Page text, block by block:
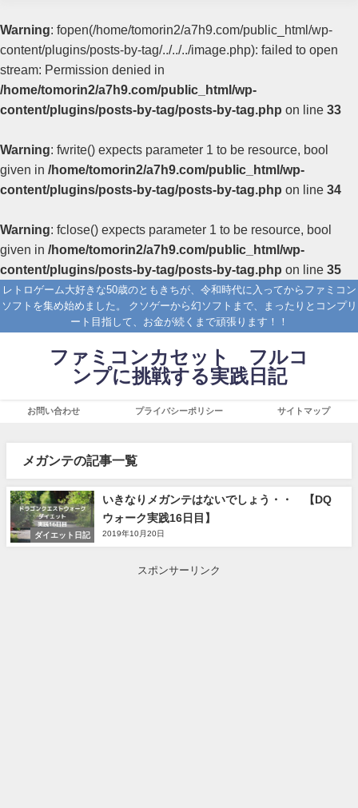
Warning: fopen(/home/tomorin2/a7h9.com/public_html/wp-
content/plugins/posts-by-tag/../../../image.php): failed to open
stream: Permission denied in
/home/tomorin2/a7h9.com/public_html/wp-
content/plugins/posts-by-tag/posts-by-tag.php on line 33
Warning: fwrite() expects parameter 1 to be resource, bool
given in /home/tomorin2/a7h9.com/public_html/wp-
content/plugins/posts-by-tag/posts-by-tag.php on line 34
Warning: fclose() expects parameter 1 to be resource, bool
given in /home/tomorin2/a7h9.com/public_html/wp-
content/plugins/posts-by-tag/posts-by-tag.php on line 35
レトロゲーム大好きな50歳のともきちが、令和時代に入ってからファミコン
ソフトを集め始めました。 クソゲーから幻ソフトまで、まったりとコンプリ
ート目指して、お金が続くまで頑張ります！！
ファミコンカセット フルコ
ンプに挑戦する実践日記
お問い合わせ プライバシーポリシー サイトマップ
メガンテの記事一覧
ダイエット日記
いきなりメガンテはないでしょう・・ 【DQ
ウォーク実践16日目】
2019年10月20日
スポンサーリンク